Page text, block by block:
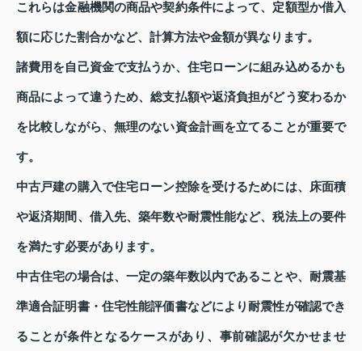
これらは金融機関の商品や契約条件によって、定額型か借入
額に応じた割合かなど、計算方法や金額が異なります。
諸費用を自己資金で支払うか、住宅ローンに組み込めるかも
商品によって違うため、総支払額や返済負担がどう変わるか
を比較しながら、無理のない資金計画を立てることが重要で
す。
中古戸建の購入で住宅ローン控除を受けるためには、床面積
や返済期間、借入先、築年数や耐震性能など、税法上の要件
を満たす必要があります。
中古住宅の場合は、一定の築年数以内であることや、耐震基
準適合証明書・住宅性能評価書などにより耐震性が確認でき
ることが条件となるケースがあり、事前確認が欠かせませ